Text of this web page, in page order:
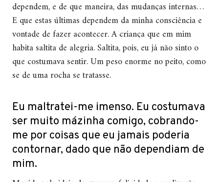
dependem, e de que maneira, das mudanças internas…
E que estas últimas dependem da minha consciência e
vontade de fazer acontecer. A criança que em mim
habita saltita de alegria. Saltita, pois, eu já não sinto o
que costumava sentir. Um peso enorme no peito, como
se de uma rocha se tratasse.
Eu maltratei-me imenso. Eu costumava
ser muito mázinha comigo, cobrando-
me por coisas que eu jamais poderia
contornar, dado que não dependiam de
mim.